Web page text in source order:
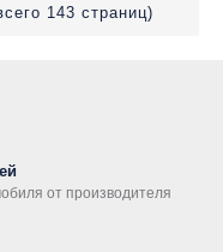
143 страниц)
от производителя